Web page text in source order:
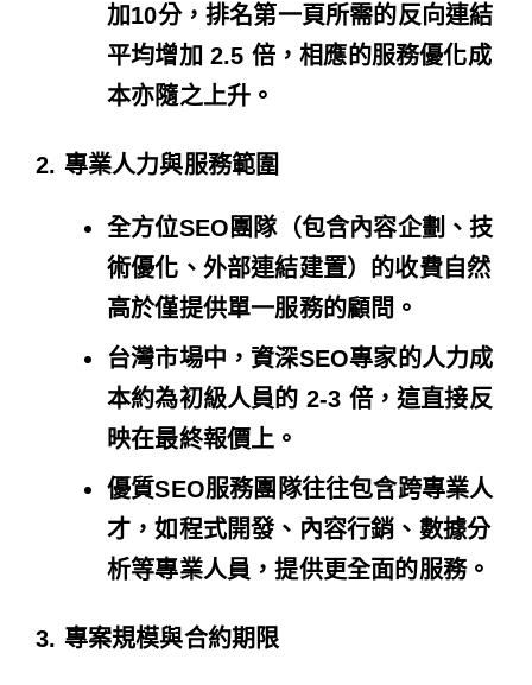
加10分，排名第一頁所需的反向連結
平均增加 2.5 倍，相應的服務優化成
本亦隨之上升。
2. 專業人力與服務範圍
全方位SEO團隊（包含內容企劃、技
術優化、外部連結建置）的收費自然
高於僅提供單一服務的顧問。
台灣市場中，資深SEO專家的人力成
本約為初級人員的 2-3 倍，這直接反
映在最終報價上。
優質SEO服務團隊往往包含跨專業人
才，如程式開發、內容行銷、數據分
析等專業人員，提供更全面的服務。
3. 專案規模與合約期限